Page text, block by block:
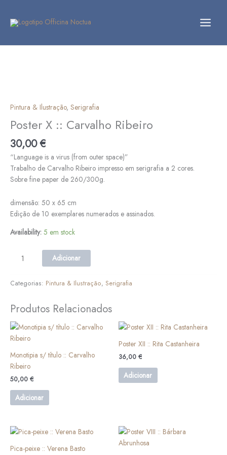
content
Pintura & Ilustração, Serigrafia
Poster X :: Carvalho Ribeiro
30,00€
“Language is a virus (from outer space)”
Trabalho de Carvalho Ribeiro impresso em serigrafia a 2 cores.
Sobre fine paper de 260/300g.
dimensão: 50 x 65 cm
Edição de 10 exemplares numerados e assinados.
Availability: 5 em stock
Carvalho
Adicionar
Categorias: Pintura & Ilustração, Serigrafia
Produtos Relacionados
Monotipia s/ título :: Carvalho
Ribeiro
50,00 €
Adicionar
Poster XII :: Rita Castanheira
36,00 €
Adicionar
Pica-peixe :: Verena Basto
This